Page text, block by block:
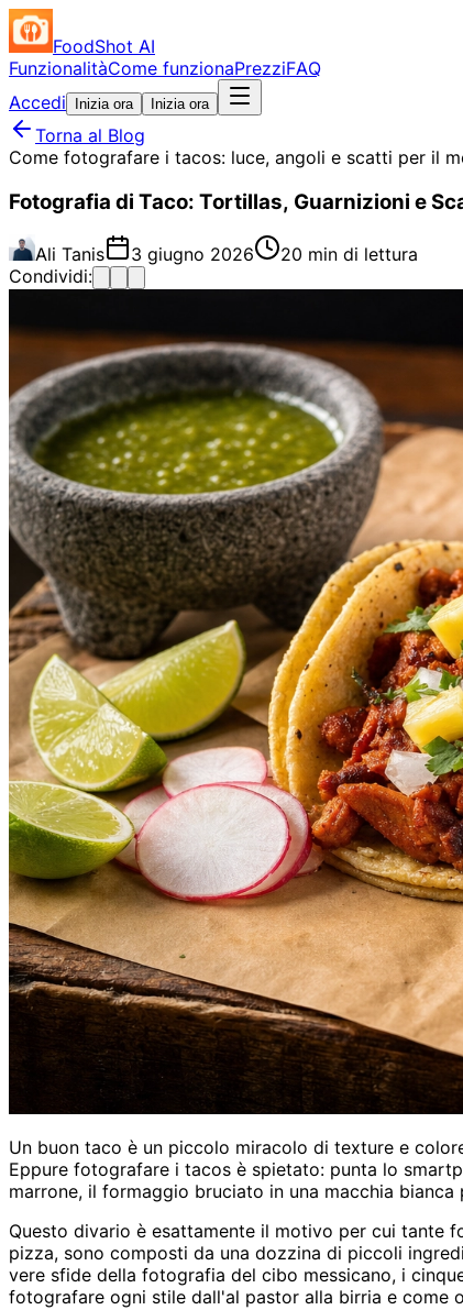
FoodShot AI
FunzionalitàCome funzionaPrezziFAQ
Accedi
Inizia ora Inizia ora
Torna al Blog
Come fotografare i tacos: luce, angoli e scatti per il
Fotografia di Taco: Tortillas, Guarnizioni e
Ali Tanis 3 giugno 2026
20 min di lettura
Condividi:
Un buon taco è un piccolo miracolo di texture e
Eppure fotografare i tacos è spietato: punta lo
marrone, il formaggio bruciato in una macchia
Questo divario è esattamente il motivo per cui tante
pizza, sono composti da una dozzina di piccoli
vere sfide della fotografia del cibo messicano, i
fotografare ogni stile dall'al pastor alla birria e come